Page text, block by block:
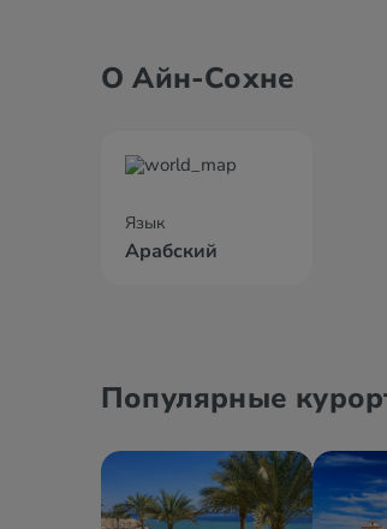
О Айн-Сохне
Язык
Арабский
Популярные